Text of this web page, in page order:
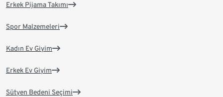
Erkek Pijama Takımı
Spor Malzemeleri
Kadın Ev Giyim
Erkek Ev Giyim
Sütyen Bedeni Seçimi